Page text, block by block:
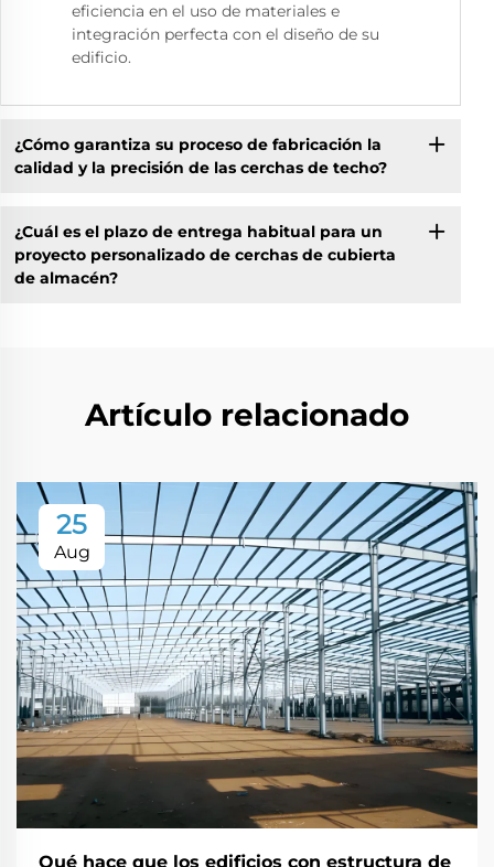
eficiencia en el uso de materiales e
integración perfecta con el diseño de su
edificio.
¿Cómo garantiza su proceso de fabricación la
calidad y la precisión de las cerchas de techo?
¿Cuál es el plazo de entrega habitual para un
proyecto personalizado de cerchas de cubierta
de almacén?
Artículo relacionado
25
Aug
Qué hace que los edificios con estructura de